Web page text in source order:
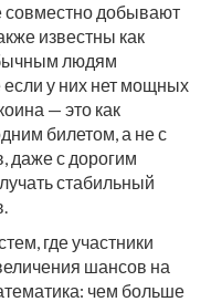
совместно добывают
известны как
людям
у них нет мощных
— это как
билетом, а не с
даже с дорогим
стабильный
где участники
шансов на
чем больше